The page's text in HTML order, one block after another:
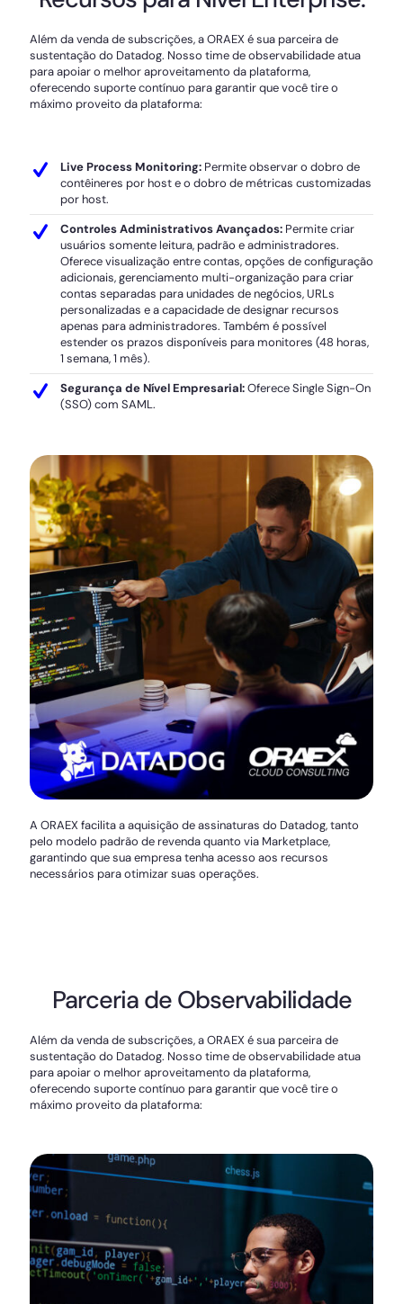
Além da venda de subscrições, a ORAEX é sua parceira de
sustentação do Datadog. Nosso time de observabilidade atua
para apoiar o melhor aproveitamento da plataforma,
oferecendo suporte contínuo para garantir que você tire o
máximo proveito da plataforma:
Live Process Monitoring: Permite observar o dobro de
contêineres por host e o dobro de métricas customizadas
por host.
Controles Administrativos Avançados: Permite criar
usuários somente leitura, padrão e administradores.
Oferece visualização entre contas, opções de configuração
adicionais, gerenciamento multi-organização para criar
contas separadas para unidades de negócios, URLs
personalizadas e a capacidade de designar recursos
apenas para administradores. Também é possível
estender os prazos disponíveis para monitores (48 horas,
1 semana, 1 mês).
Segurança de Nível Empresarial:Oferece Single Sign-On
(SSO) com SAML.
A ORAEX facilita a aquisição de assinaturas do Datadog, tanto
pelo modelo padrão de revenda quanto via Marketplace,
garantindo que sua empresa tenha acesso aos recursos
necessários para otimizar suas operações.
Parceria de Observabilidade
Além da venda de subscrições, a ORAEX é sua parceira de
sustentação do Datadog. Nosso time de observabilidade atua
para apoiar o melhor aproveitamento da plataforma,
oferecendo suporte contínuo para garantir que você tire o
máximo proveito da plataforma: